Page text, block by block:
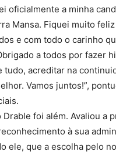
oficialmente a minha
Mansa. Fiquei muito
e com todo o carinho
a todos por fazer
tudo, acreditar na
Vamos juntos!”,
foi além. Avaliou a
à sua
ele, que a escolha pelo